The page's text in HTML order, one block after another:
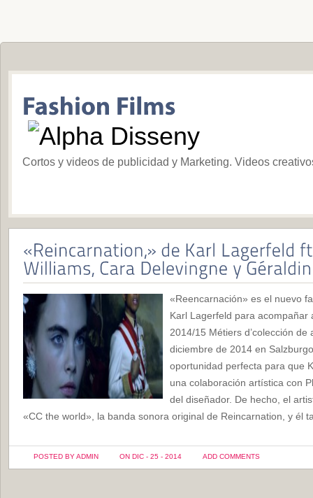
Cortos y videos de publicidad y Marketing. Videos
«Reencarnación» es el nuevo
Karl Lagerfeld para acompañar
2014/15 Métiers d’colección
diciembre de 2014 en
oportunidad perfecta para que
una colaboración artística con
del diseñador. De hecho, el
«CC the world», la banda sonora original de Reincarnation, y él
POSTED BY ADMIN ON DIC - 25 - 2014 ADD COMMENTS